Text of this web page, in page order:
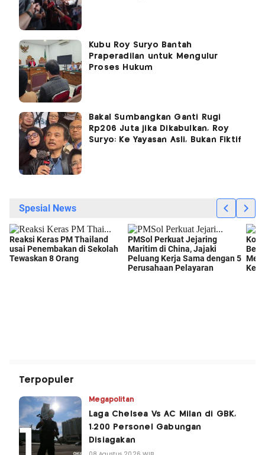
Kubu Roy Suryo Bantah
Praperadilan untuk Mengulur
Proses Hukum
Bakal Sumbangkan Ganti Rugi
Rp206 Juta jika Dikabulkan, Roy
Suryo: Ke Yayasan Asli, Bukan Fiktif
Terpopuler
Megapolitan
Laga Chelsea Vs AC Milan di GBK,
1.200 Personel Gabungan
Disiagakan